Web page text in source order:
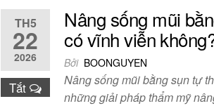
TH5
22
2026
Tắt
Nâng sống mũi
có vĩnh viễn
Bởi BOONGUYEN
Nâng sống mũi bằng sụn tự
những giải pháp thẩm mỹ